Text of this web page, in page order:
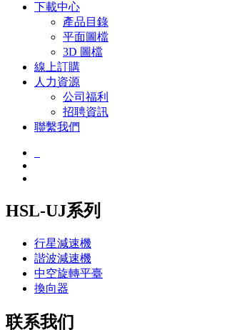
下載中心
產品目錄
平面圖檔
3D 圖檔
線上訂購
人力資源
公司福利
招聘資訊
聯繫我們
HSL-UJ系列
行星減速機
諧波減速機
中空旋轉平臺
換向器
联系我们